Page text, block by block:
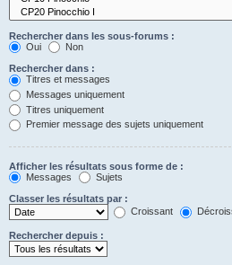
Rechercher dans les sous-forums :
Oui
Non
Rechercher dans :
Titres et messages
Messages uniquement
Titres uniquement
Premier message des sujets uniquement
Afficher les résultats sous forme de :
Messages
Sujets
Classer les résultats par :
Croissant
Rechercher depuis :